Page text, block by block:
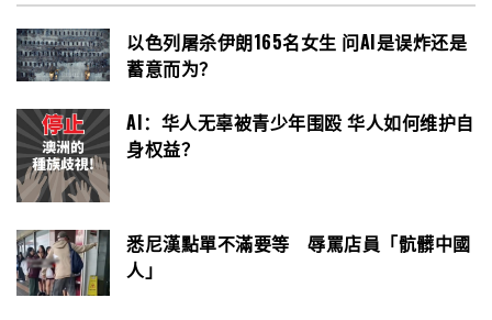
以色列屠杀伊朗165名女生 问AI是误炸还是
蓄意而为？
AI：华人无辜被青少年围殴 华人如何维护自
身权益？
悉尼漢點單不滿要等 辱罵店員「骯髒中國
人」